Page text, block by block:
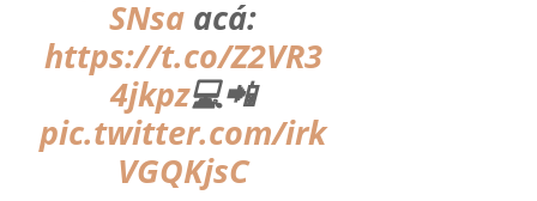
SNsa acá:
https://t.co/Z2VR3
4jkpz💻📲
pic.twitter.com/irk
VGQKjsC